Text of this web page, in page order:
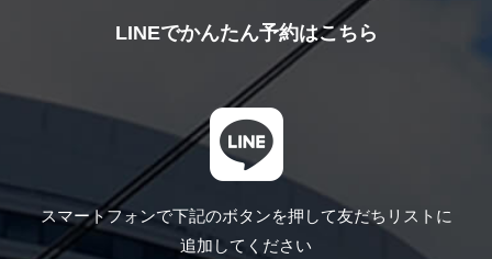
LINEでかんたん予約はこちら
スマートフォンで下記のボタンを押して友だちリストに
追加してください